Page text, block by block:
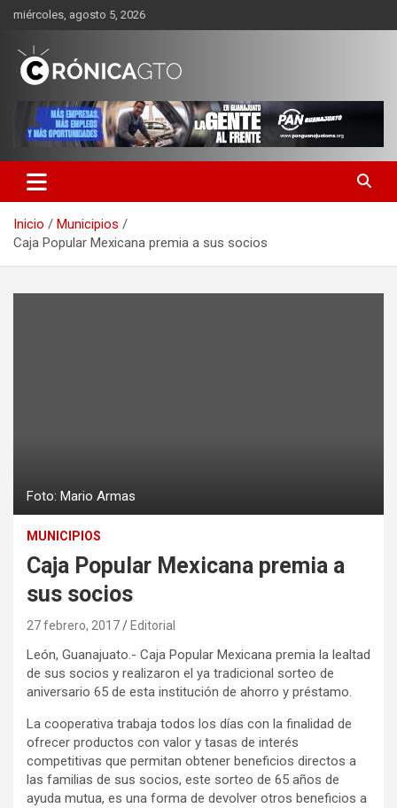
Saltar
contenido
miércoles, agosto 5, 2026
CRONICA GUANAJUATO
Inicio
Municipios
Caja Popular Mexicana premia a sus socios
Foto: Mario Armas
MUNICIPIOS
Caja Popular Mexicana premia a
sus socios
27 febrero, 2017 Editorial
León, Guanajuato.- Caja Popular Mexicana premia la lealtad
de sus socios y realizaron el ya tradicional sorteo de
aniversario 65 de esta institución de ahorro y préstamo.
La cooperativa trabaja todos los días con la finalidad de
ofrecer productos con valor y tasas de interés
competitivas que permitan obtener beneficios directos a
las familias de sus socios, este sorteo de 65 años de
ayuda mutua, es una forma de devolver otros beneficios a